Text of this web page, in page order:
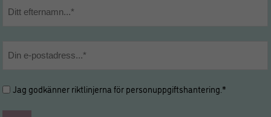
Hantering
Jag godkänner riktlinjerna förpersonuppgiftshantering .*